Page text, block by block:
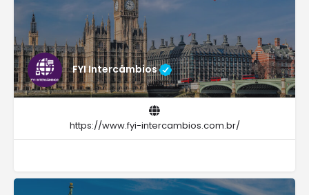
FYI Intercâmbios
https://www.fyi-intercambios.com.br/